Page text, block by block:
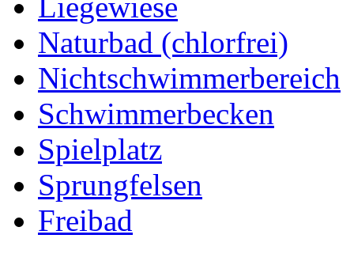
Naturbad (chlorfrei)
Nichtschwimmerbereich
Schwimmerbecken
Spielplatz
Sprungfelsen
Freibad